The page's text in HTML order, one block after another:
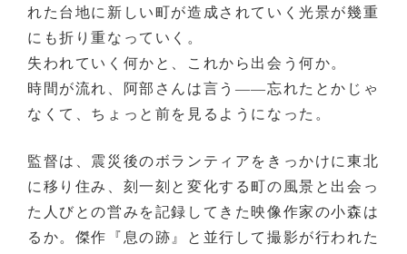
れた台地に新しい町が造成されていく光景が幾重
にも折り重なっていく。
失われていく何かと、これから出会う何か。
時間が流れ、阿部さんは言う——忘れたとかじゃ
なくて、ちょっと前を見るようになった。
監督は、震災後のボランティアをきっかけに東北
に移り住み、刻一刻と変化する町の風景と出会っ
た人びとの営みを記録してきた映像作家の小森は
るか。傑作『息の跡』と並行して撮影が行われた